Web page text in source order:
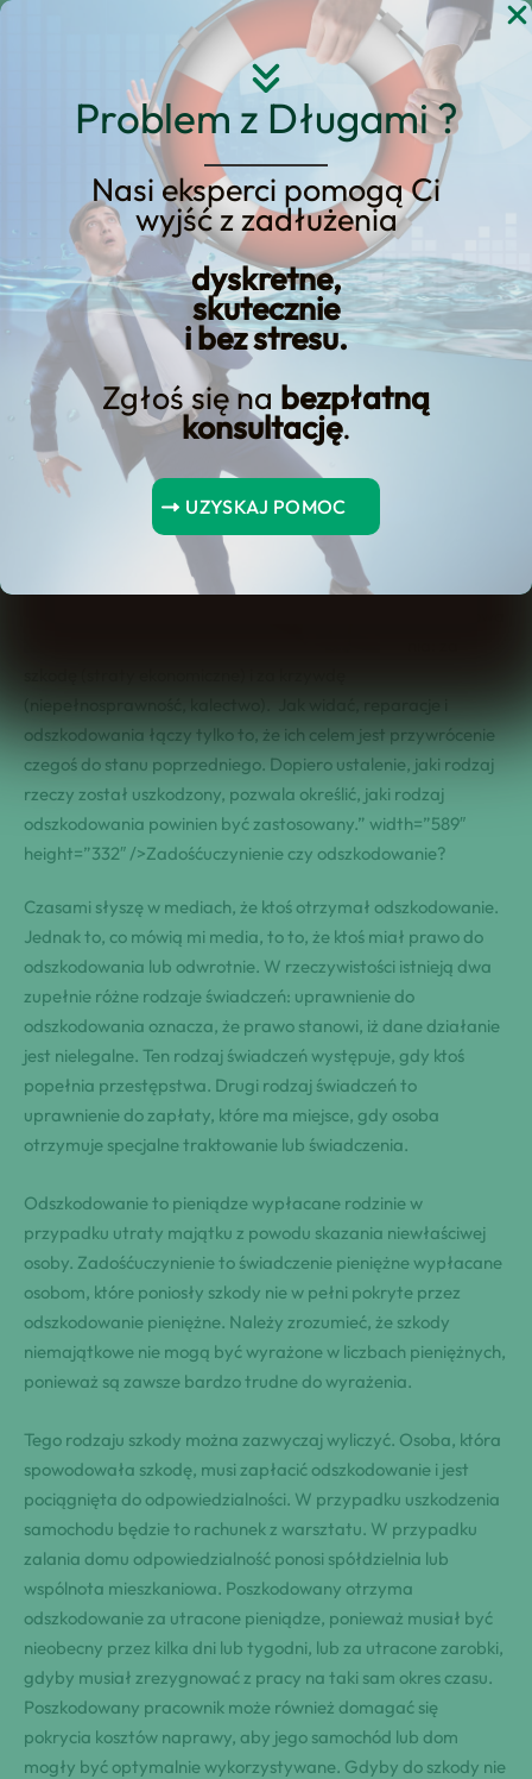
Problem z Długami ?
Nasi eksperci pomogą Ci
wyjść z zadłużenia
dyskretne,
skutecznie
i bez stresu.
Zgłoś się na bezpłatną
konsultację.
UZYSKAJ POMOC
Przejdź
Zadośćuczynienie czy
odszkodowanie?
odszkodowania łączy tylko to, że ich celem jest przywrócenie
czegoś do stanu poprzedniego. Dopiero ustalenie, jaki rodzaj
rzeczy został uszkodzony, pozwala określić, jaki rodzaj
odszkodowania powinien być zastosowany.” width=”589″
height=”332″ />Zadośćuczynienie czy odszkodowanie?
Czasami słyszę w mediach, że ktoś otrzymał odszkodowanie.
Jednak to, co mówią mi media, to to, że ktoś miał prawo do
odszkodowania lub odwrotnie. W rzeczywistości istnieją dwa
zupełnie różne rodzaje świadczeń: uprawnienie do
odszkodowania oznacza, że prawo stanowi, iż dane działanie
jest nielegalne. Ten rodzaj świadczeń występuje, gdy ktoś
popełnia przestępstwa. Drugi rodzaj świadczeń to
uprawnienie do zapłaty, które ma miejsce, gdy osoba
otrzymuje specjalne traktowanie lub świadczenia.
Odszkodowanie to pieniądze wypłacane rodzinie w
przypadku utraty majątku z powodu skazania niewłaściwej
osoby. Zadośćuczynienie to świadczenie pieniężne wypłacane
osobom, które poniosły szkody nie w pełni pokryte przez
odszkodowanie pieniężne. Należy zrozumieć, że szkody
niemajątkowe nie mogą być wyrażone w liczbach pieniężnych,
ponieważ są zawsze bardzo trudne do wyrażenia.
Tego rodzaju szkody można zazwyczaj wyliczyć. Osoba, która
spowodowała szkodę, musi zapłacić odszkodowanie i jest
pociągnięta do odpowiedzialności. W przypadku uszkodzenia
samochodu będzie to rachunek z warsztatu. W przypadku
zalania domu odpowiedzialność ponosi spółdzielnia lub
wspólnota mieszkaniowa. Poszkodowany otrzyma
odszkodowanie za utracone pieniądze, ponieważ musiał być
nieobecny przez kilka dni lub tygodni, lub za utracone zarobki,
gdyby musiał zrezygnować z pracy na taki sam okres czasu.
Poszkodowany pracownik może również domagać się
pokrycia kosztów naprawy, aby jego samochód lub dom
mogły być optymalnie wykorzystywane. Gdyby do szkody nie